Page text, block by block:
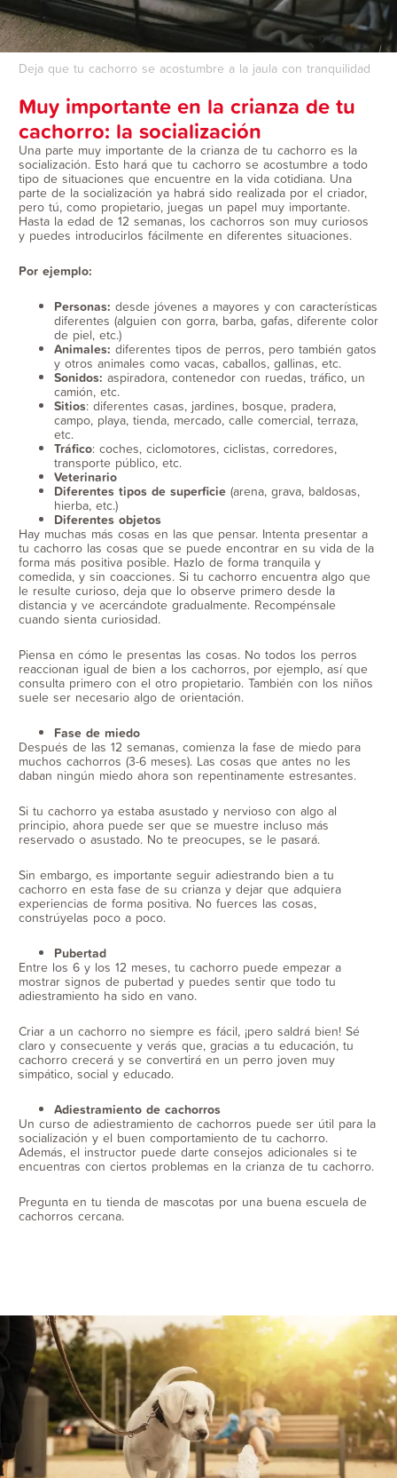
Deja que tu cachorro se acostumbre a la jaula con tranquilidad
Muy importante en la crianza de tu
cachorro: la socialización
Una parte muy importante de la crianza de tu cachorro es la
socialización. Esto hará que tu cachorro se acostumbre a todo
tipo de situaciones que encuentre en la vida cotidiana. Una
parte de la socialización ya habrá sido realizada por el criador,
pero tú, como propietario, juegas un papel muy importante.
Hasta la edad de 12 semanas, los cachorros son muy curiosos
y puedes introducirlos fácilmente en diferentes situaciones.
Por ejemplo:
Personas: desde jóvenes a mayores y con características
diferentes (alguien con gorra, barba, gafas, diferente color
de piel, etc.)
Animales: diferentes tipos de perros, pero también gatos
y otros animales como vacas, caballos, gallinas, etc.
Sonidos: aspiradora, contenedor con ruedas, tráfico, un
camión, etc.
Sitios: diferentes casas, jardines, bosque, pradera,
campo, playa, tienda, mercado, calle comercial, terraza,
etc.
Tráfico: coches, ciclomotores, ciclistas, corredores,
transporte público, etc.
Veterinario
Diferentes tipos de superficie (arena, grava, baldosas,
hierba, etc.)
Diferentes objetos
Hay muchas más cosas en las que pensar. Intenta presentar a
tu cachorro las cosas que se puede encontrar en su vida de la
forma más positiva posible. Hazlo de forma tranquila y
comedida, y sin coacciones. Si tu cachorro encuentra algo que
le resulte curioso, deja que lo observe primero desde la
distancia y ve acercándote gradualmente. Recompénsale
cuando sienta curiosidad.
Piensa en cómo le presentas las cosas. No todos los perros
reaccionan igual de bien a los cachorros, por ejemplo, así que
consulta primero con el otro propietario. También con los niños
suele ser necesario algo de orientación.
Fase de miedo
Después de las 12 semanas, comienza la fase de miedo para
muchos cachorros (3-6 meses). Las cosas que antes no les
daban ningún miedo ahora son repentinamente estresantes.
Si tu cachorro ya estaba asustado y nervioso con algo al
principio, ahora puede ser que se muestre incluso más
reservado o asustado. No te preocupes, se le pasará.
Sin embargo, es importante seguir adiestrando bien a tu
cachorro en esta fase de su crianza y dejar que adquiera
experiencias de forma positiva. No fuerces las cosas,
constrúyelas poco a poco.
Pubertad
Entre los 6 y los 12 meses, tu cachorro puede empezar a
mostrar signos de pubertad y puedes sentir que todo tu
adiestramiento ha sido en vano.
Criar a un cachorro no siempre es fácil, ¡pero saldrá bien! Sé
claro y consecuente y verás que, gracias a tu educación, tu
cachorro crecerá y se convertirá en un perro joven muy
simpático, social y educado.
Adiestramiento de cachorros
Un curso de adiestramiento de cachorros puede ser útil para la
socialización y el buen comportamiento de tu cachorro.
Además, el instructor puede darte consejos adicionales si te
encuentras con ciertos problemas en la crianza de tu cachorro.
Pregunta en tu tienda de mascotas por una buena escuela de
cachorros cercana.